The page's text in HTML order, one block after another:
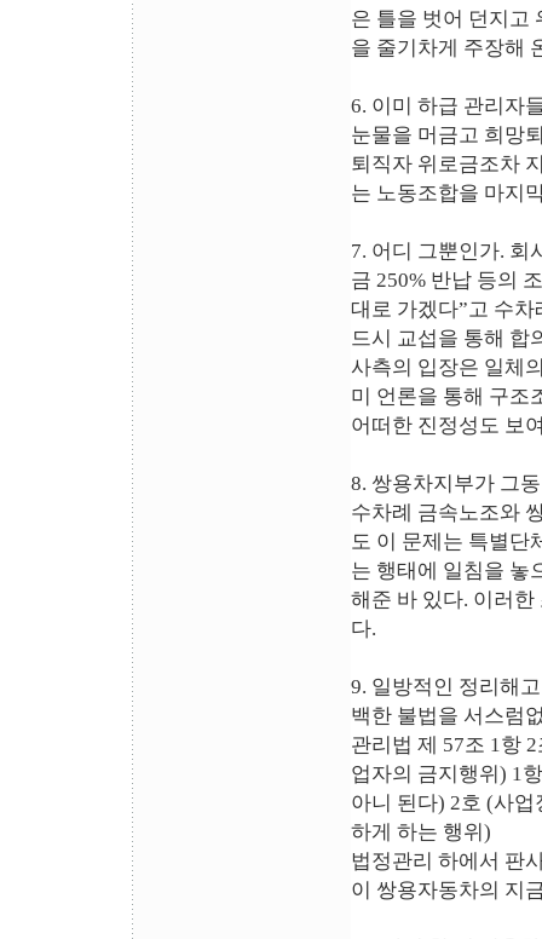
은 틀을 벗어 던지고
을 줄기차게 주장해
6. 이미 하급 관리자
눈물을 머금고 희망
퇴직자 위로금조차
는 노동조합을 마지
7. 어디 그뿐인가. 회
금 250% 반납 등의
대로 가겠다”고 수
드시 교섭을 통해 합
사측의 입장은 일체
미 언론을 통해 구조
어떠한 진정성도 보
8. 쌍용차지부가 그
수차례 금속노조와
도 이 문제는 특별단
는 행태에 일침을 놓
해준 바 있다. 이러
다.
9. 일방적인 정리해
백한 불법을 서스럼
관리법 제 57조 1항
업자의 금지행위) 1
아니 된다) 2호 (사
하게 하는 행위)
법정관리 하에서 판
이 쌍용자동차의 지